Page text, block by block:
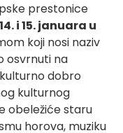
prestonice
i 15. januara u
koji nosi naziv
osvrnuti na
dobro
kulturnog
obeležiće staru
horova, muziku